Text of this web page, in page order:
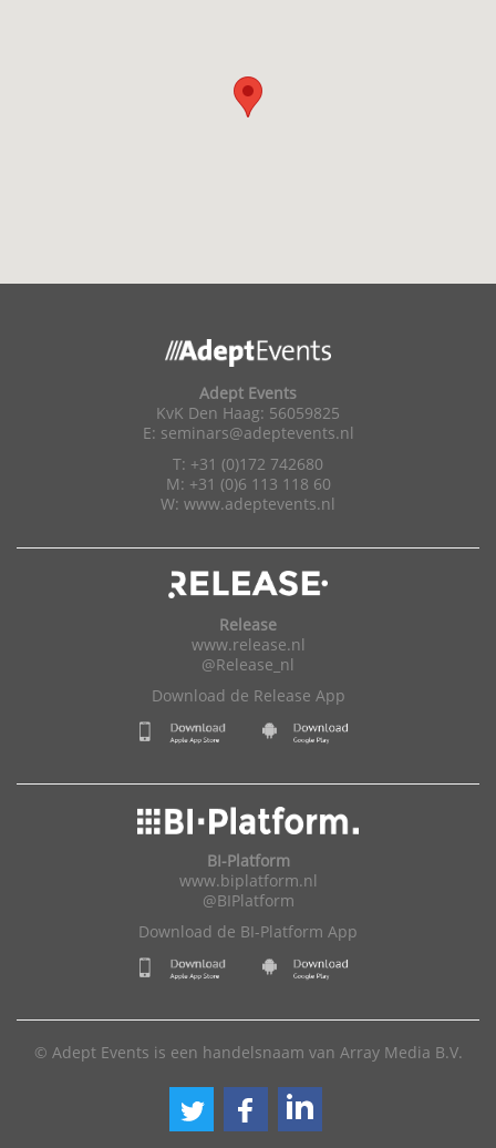
Adept Events
KvK Den Haag: 56059825
E: seminars@adeptevents.nl
T: +31 (0)172 742680
M: +31 (0)6 113 118 60
W: www.adeptevents.nl
Release
www.release.nl
@Release_nl
Download de Release App
BI-Platform
www.biplatform.nl
@BIPlatform
Download de BI-Platform App
© Adept Events is een handelsnaam van Array Media B.V.